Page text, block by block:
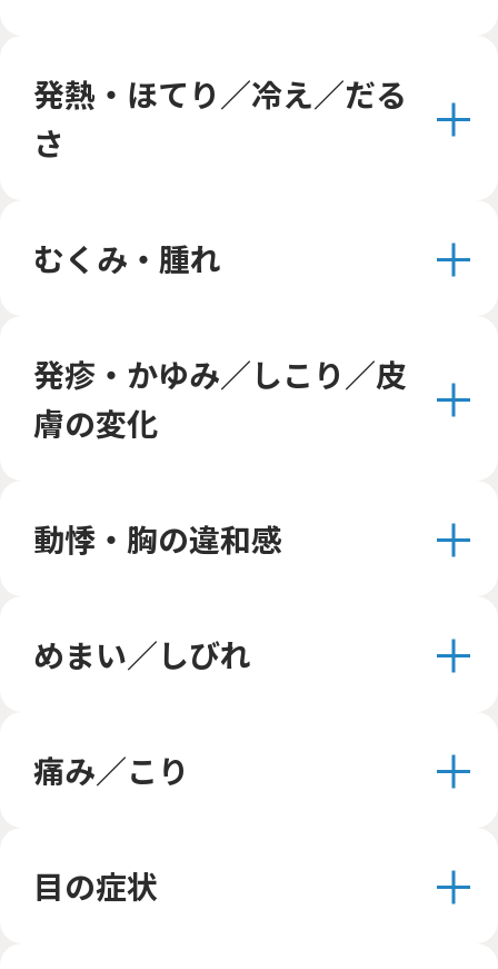
発熱・ほてり／冷え／だる
さ
むくみ・腫れ
発疹・かゆみ／しこり／皮
膚の変化
動悸・胸の違和感
めまい／しびれ
痛み／こり
目の症状